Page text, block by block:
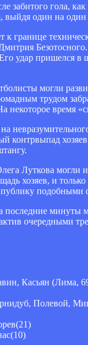
забитого гола,
один на
к границе
удар пришелся
могли
трудом
время
контрвыпад
Луткова могли
хозяев, и
публику
последние
очередными
Касьян (Лима,
Полевой,